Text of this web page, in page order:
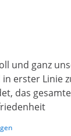
und ganz
erster Linie
das